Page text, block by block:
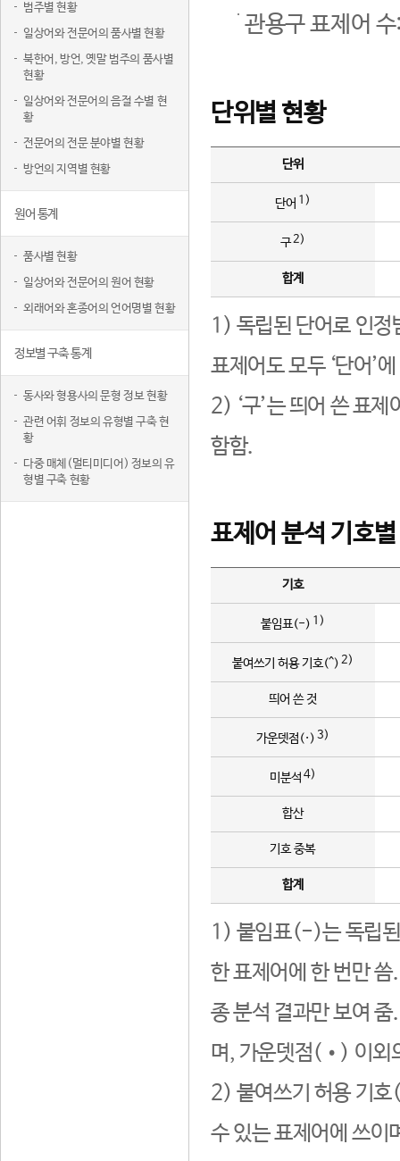
범주별 현황
일상어와 전문어의 품사별 현황
북한어, 방언, 옛말 범주의 품사별
현황
일상어와 전문어의 음절 수별 현
황
전문어의 전문 분야별 현황
방언의 지역별 현황
원어 통계
품사별 현황
일상어와 전문어의 원어 현황
외래어와 혼종어의 언어명별 현황
정보별 구축 통계
동사와 형용사의 문형 정보 현황
관련 어휘 정보의 유형별 구축 현
황
다중 매체(멀티미디어) 정보의 유
형별 구축 현황
관용구 표제어
단위별 현황
단위
단어 1)
구2)
합계
1) 독립된 단어로 인정
표제어도 모두 ‘단어’
2) ‘구’는 띄어 쓴 표
함함.
표제어 분석 기호
기호
붙임표(-) 1)
붙여쓰기 허용 기호(^) 2)
띄어 쓴 것
가운뎃점(·) 3)
미분석 4)
합산
기호 중복
합계
1) 붙임표(-)는 독립된
한 표제어에 한 번만
종 분석 결과만 보여
며, 가운뎃점(•) 이외
2) 붙여쓰기 허용 기호
수 있는 표제어에 쓰이